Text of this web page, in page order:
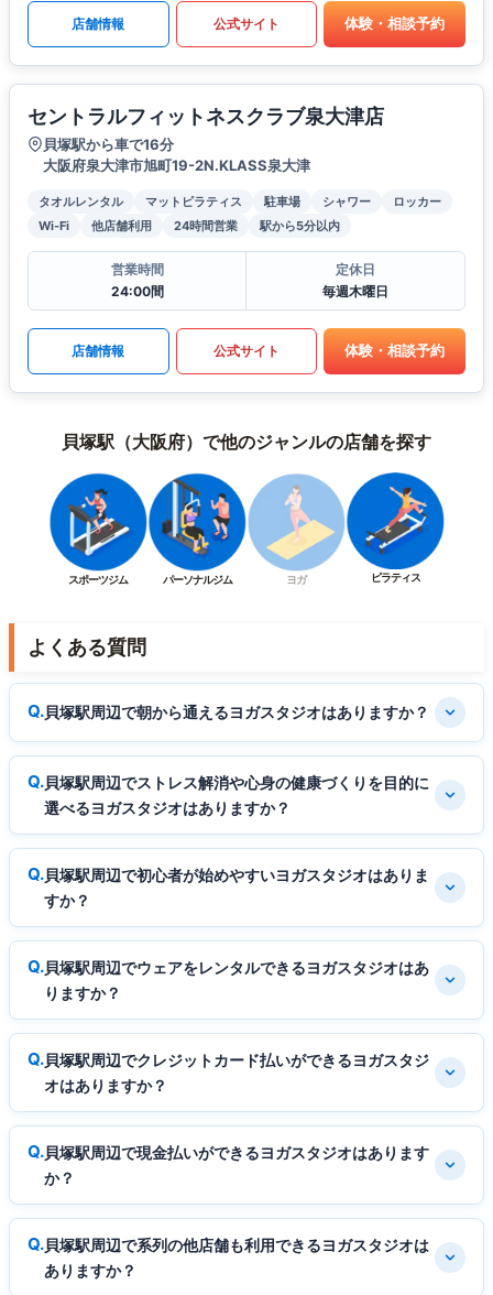
店舗情報 公式サイト 体験・相談予約
セントラルフィットネスクラブ泉大津店
貝塚駅から車で16分
大阪府泉大津市旭町19-2N.KLASS泉大津
タオルレンタル マットピラティス 駐車場 シャワー
ロッカー
Wi-Fi
他店舗利用 24時間営業 駅から5分以内
営業時間
24:00間
定休日
毎週木曜日
店舗情報 公式サイト 体験・相談予約
貝塚駅（大阪府）で他のジャンルの店舗を探す
スポーツジム パーソナルジム ヨガ ピラティス
よくある質問
貝塚駅周辺で朝から通えるヨガスタジオはありますか？
貝塚駅周辺でストレス解消や心身の健康づくりを目的に
選べるヨガスタジオはありますか？
貝塚駅周辺で初心者が始めやすいヨガスタジオはありま
すか？
貝塚駅周辺でウェアをレンタルできるヨガスタジオはあ
りますか？
貝塚駅周辺でクレジットカード払いができるヨガスタジ
オはありますか？
貝塚駅周辺で現金払いができるヨガスタジオはあります
か？
貝塚駅周辺で系列の他店舗も利用できるヨガスタジオは
ありますか？